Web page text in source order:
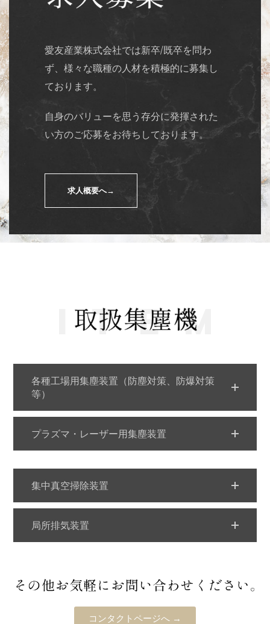
愛友産業株式会社では新卒/既卒を問わ
ず、様々な職種の人材を積極的に募集し
ております。
自身のバリューを思う存分に発揮された
い方のご応募をお待ちしております。
求人概要へ→
ITEM
各種工場用集塵装置（防塵対策、防爆対策
等）
プラズマ・レーザー用集塵装置
集中真空掃除装置
局所排気装置
コンタクトページへ →